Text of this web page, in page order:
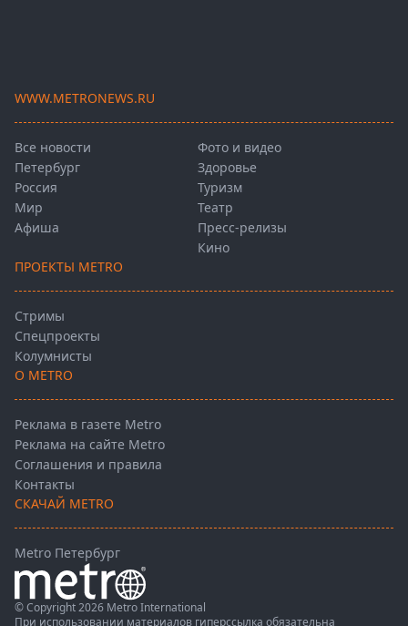
WWW.METRONEWS.RU
Все новости
Петербург
Россия
Мир
Афиша
Фото и видео
Здоровье
Туризм
Театр
Пресс-релизы
Кино
ПРОЕКТЫ METRO
Стримы
Спецпроекты
Колумнисты
О METRO
Реклама в газете Metro
Реклама на сайте Metro
Соглашения и правила
Контакты
СКАЧАЙ METRO
Metro Петербург
© Copyright 2026 Metro International
При использовании материалов гиперссылка обязательна